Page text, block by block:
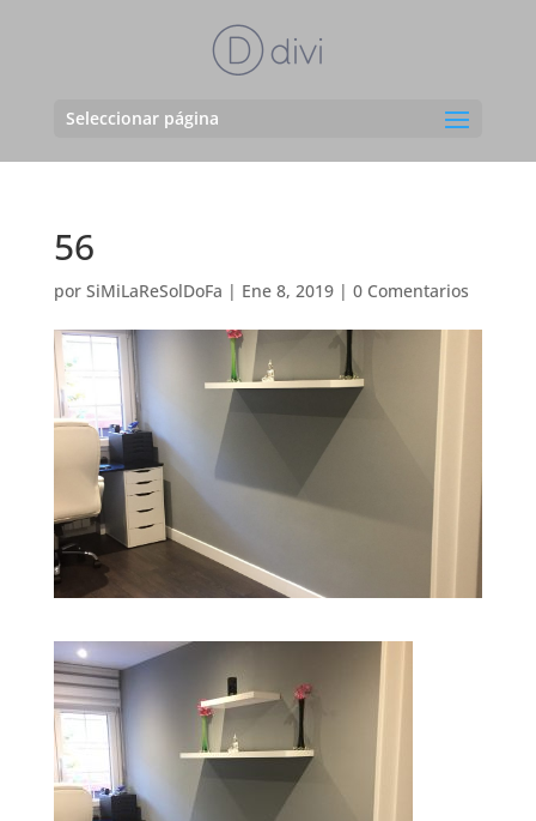
Seleccionar página
56
por SiMiLaReSolDoFa | Ene 8, 2019| 0 Comentarios